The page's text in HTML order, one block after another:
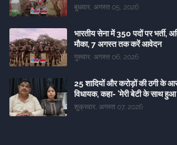
बुधवार, अगस्त 05, 2026
भारतीय सेना में 350 पदों पर भर्ती,
मौका, 7 अगस्त तक करें आवेदन
गुरुवार, अगस्त 06, 2026
25 शादियों और करोड़ों की ठगी के
विधायक, कहा- 'मेरी बेटी के साथ
शुक्रवार, अगस्त 07, 2026